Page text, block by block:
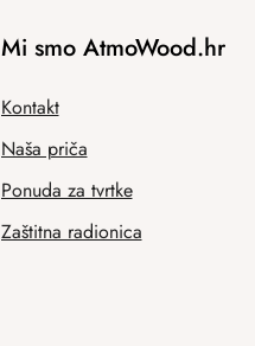
Mi smo AtmoWood.hr
Kontakt
Naša priča
Ponuda za tvrtke
Zaštitna radionica